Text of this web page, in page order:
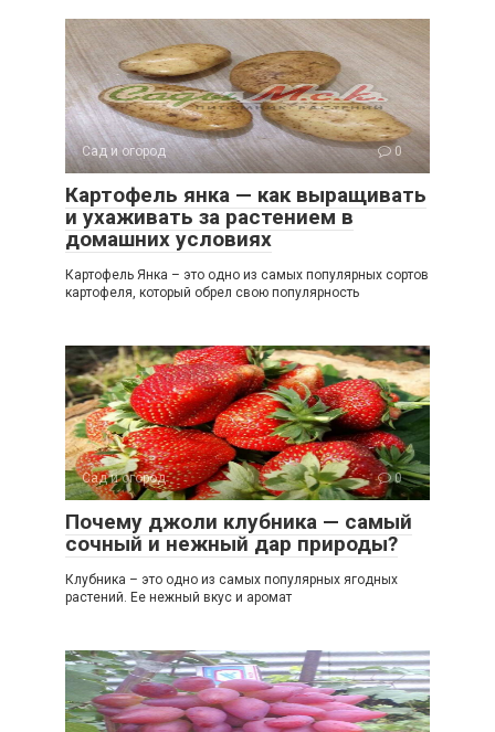
Сад и огород 0
Картофель янка — как выращивать
и ухаживать за растением в
домашних условиях
Картофель Янка – это одно из самых популярных сортов
картофеля, который обрел свою популярность
Сад и огород 0
Почему джоли клубника — самый
сочный и нежный дар природы?
Клубника – это одно из самых популярных ягодных
растений. Ее нежный вкус и аромат